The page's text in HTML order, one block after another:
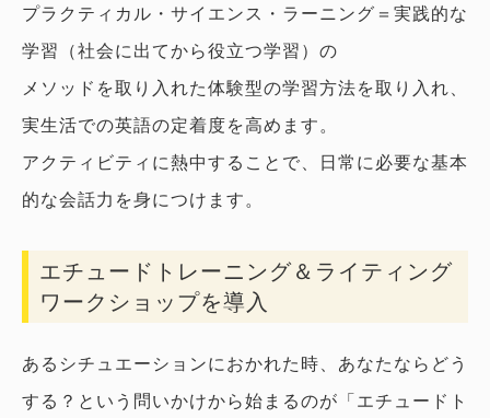
プラクティカル・サイエンス・ラーニング＝実践的な
学習（社会に出てから役立つ学習）の
メソッドを取り入れた体験型の学習方法を取り入れ、
実生活での英語の定着度を高めます。
アクティビティに熱中することで、日常に必要な基本
的な会話力を身につけます。
エチュードトレーニング＆ライティング
ワークショップを導入
あるシチュエーションにおかれた時、あなたならどう
する？という問いかけから始まるのが「エチュードト